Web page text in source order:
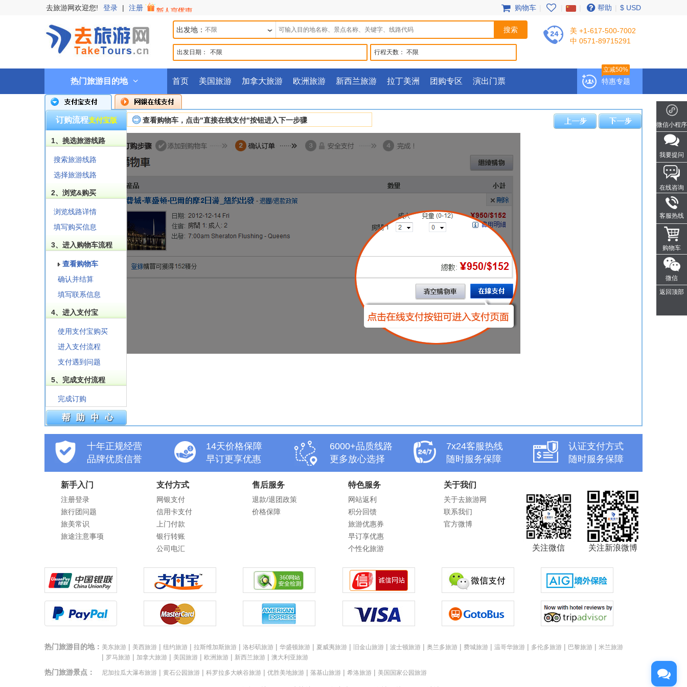
去旅游网欢迎您! 登录 | 注册 购物车 帮助 $ USD
出发地：
出发日期： 不限 行程天数： 不限
美 +1-617-500-7002
中 0571-89715291
热门旅游目的地 首页 美国旅游 加拿大旅游 欧洲旅游 新西兰旅游 拉丁美洲 团购专区 演出门票 特惠专题
立减50%
订购流程支付宝版
1、挑选旅游线路
搜索旅游线路
选择旅游线路
2、浏览&购买
浏览线路详情
填写购买信息
3、进入购物车流程
查看购物车
确认并结算
填写联系信息
4、进入支付宝
使用支付宝购买
进入支付流程
支付遇到问题
5、完成支付流程
完成订购
查看购物车，点击"直接在线支付"按钮进入下一步骤
微信小程序
我要提问
在线咨询
客服热线
购物车
微信
返回顶部
十年正规经营
品牌优质信誉
14天价格保障
早订更享优惠
6000+品质线路
更多放心选择
7x24客服热线
随时服务保障
认证支付方式
随时服务保障
新手入门
注册登录
旅行团问题
旅美常识
旅途注意事项
支付方式
网银支付
信用卡支付
上门付款
银行转账
公司电汇
售后服务
退款/退团政策
价格保障
特色服务
网站返利
积分回馈
旅游优惠券
早订享优惠
个性化旅游
关于我们
关于去旅游网
联系我们
官方微博
关注微信 关注新浪微博
热门旅游目的地： 美东旅游 | 美西旅游 | 纽约旅游 | 拉斯维加斯旅游 | 洛杉矶旅游 | 华盛顿旅游 | 夏威夷旅游 | 旧金山旅游 | 波士顿旅游 | 奥兰多旅游 | 费城旅游 | 温哥华旅游 | 多伦多旅游 | 巴黎旅游 | 米兰旅游
| 罗马旅游 | 加拿大旅游 | 美国旅游 | 欧洲旅游 | 新西兰旅游 | 澳大利亚旅游
热门旅游景点： 尼加拉瓜大瀑布旅游 | 黄石公园旅游 | 科罗拉多大峡谷旅游 | 优胜美地旅游 | 落基山旅游 | 希洛旅游 | 美国国家公园旅游